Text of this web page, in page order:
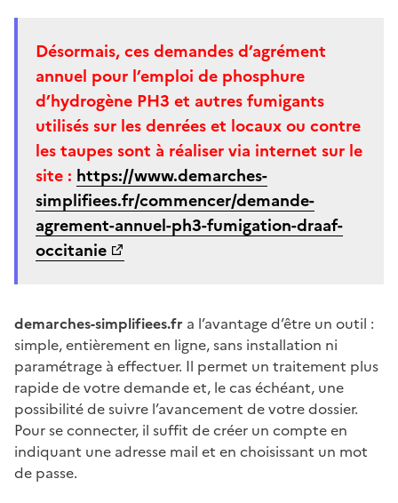
Désormais, ces demandes d’agrément
annuel pour l’emploi de phosphure
d’hydrogène PH3 et autres fumigants
utilisés sur les denrées et locaux ou contre
les taupes sont à réaliser via internet sur le
site : https://www.demarches-
simplifiees.fr/commencer/demande-
agrement-annuel-ph3-fumigation-draaf-
occitanie
demarches-simplifiees.fr a l’avantage d’être un outil :
simple, entièrement en ligne, sans installation ni
paramétrage à effectuer. Il permet un traitement plus
rapide de votre demande et, le cas échéant, une
possibilité de suivre l’avancement de votre dossier.
Pour se connecter, il suffit de créer un compte en
indiquant une adresse mail et en choisissant un mot
de passe.